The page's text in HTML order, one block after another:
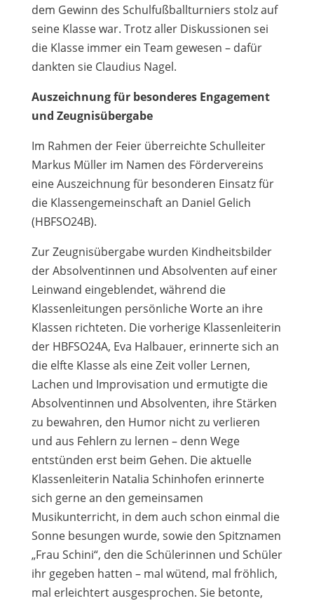
dem Gewinn des Schulfußballturniers stolz auf
seine Klasse war. Trotz aller Diskussionen sei
die Klasse immer ein Team gewesen – dafür
dankten sie Claudius Nagel.
Auszeichnung für besonderes Engagement
und Zeugnisübergabe
Im Rahmen der Feier überreichte Schulleiter
Markus Müller im Namen des Fördervereins
eine Auszeichnung für besonderen Einsatz für
die Klassengemeinschaft an Daniel Gelich
(HBFSO24B).
Zur Zeugnisübergabe wurden Kindheitsbilder
der Absolventinnen und Absolventen auf einer
Leinwand eingeblendet, während die
Klassenleitungen persönliche Worte an ihre
Klassen richteten. Die vorherige Klassenleiterin
der HBFSO24A, Eva Halbauer, erinnerte sich an
die elfte Klasse als eine Zeit voller Lernen,
Lachen und Improvisation und ermutigte die
Absolventinnen und Absolventen, ihre Stärken
zu bewahren, den Humor nicht zu verlieren
und aus Fehlern zu lernen – denn Wege
entstünden erst beim Gehen. Die aktuelle
Klassenleiterin Natalia Schinhofen erinnerte
sich gerne an den gemeinsamen
Musikunterricht, in dem auch schon einmal die
Sonne besungen wurde, sowie den Spitznamen
„Frau Schini“, den die Schülerinnen und Schüler
ihr gegeben hatten – mal wütend, mal fröhlich,
mal erleichtert ausgesprochen. Sie betonte,